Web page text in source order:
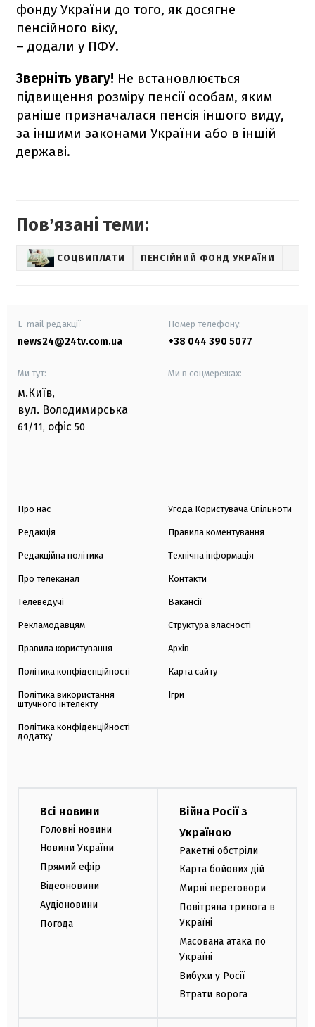
фонду України до того, як досягне
пенсійного віку,
– додали у ПФУ.
Зверніть увагу! Не встановлюється
підвищення розміру пенсії особам, яким
раніше призначалася пенсія іншого виду,
за іншими законами України або в іншій
державі.
Повʼязані теми:
СОЦВИПЛАТИ ПЕНСІЙНИЙ ФОНД УКРАЇНИ
E-mail редакції
news24@24tv.com.ua
Номер телефону:
+38 044 390 5077
Ми тут:
м.Київ,
вул. Володимирська
61/11, офіс 50
Ми в соцмережах:
Про нас
Редакція
Редакційна політика
Про телеканал
Телеведучі
Рекламодавцям
Правила користування
Політика конфіденційності
Політика використання
штучного інтелекту
Політика конфіденційності
додатку
Угода Користувача Спільноти
Правила коментування
Технічна інформація
Контакти
Вакансії
Структура власності
Архів
Карта сайту
Ігри
Всі новини
Головні новини
Новини України
Прямий ефір
Відеоновини
Аудіоновини
Погода
Війна Росії з
Україною
Ракетні обстріли
Карта бойових дій
Мирні переговори
Повітряна тривога в
Україні
Масована атака по
Україні
Вибухи у Росії
Втрати ворога